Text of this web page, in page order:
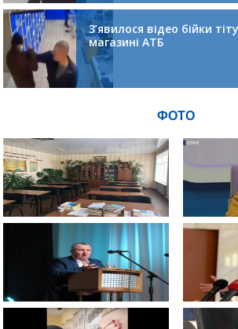
З’явилося відео бійки
магазині АТБ
ФОТО